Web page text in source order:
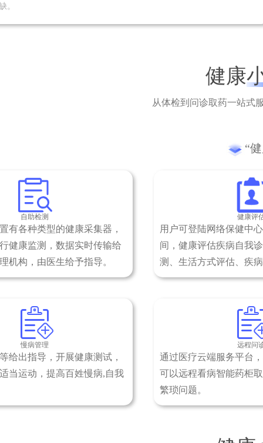
。
健康
从体检到问诊取药一站式
“
自助检测
有各种类型的健康采集器，
健康监测，数据实时传输给
机构，由医生给予指导。
健康评
用户可登陆网络保健中
间，健康评估疾病自我
测、生活方式评估、疾
慢病管理
给出指导，开展健康测试，
当运动，提高百姓慢病,自我
远程问
通过医疗云端服务平台
可以远程看病智能药柜
繁琐问题。